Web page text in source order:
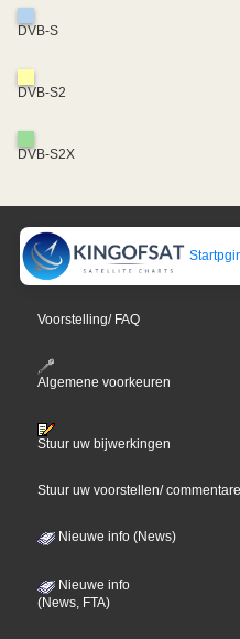
DVB-S
DVB-S2
DVB-S2X
Voorstelling/ FAQ
Algemene voorkeuren
Stuur uw bijwerkingen
Stuur uw voorstellen/
Nieuwe info (News)
Nieuwe info
(News, FTA)